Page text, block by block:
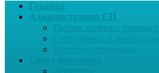
Главная
Администрация СП